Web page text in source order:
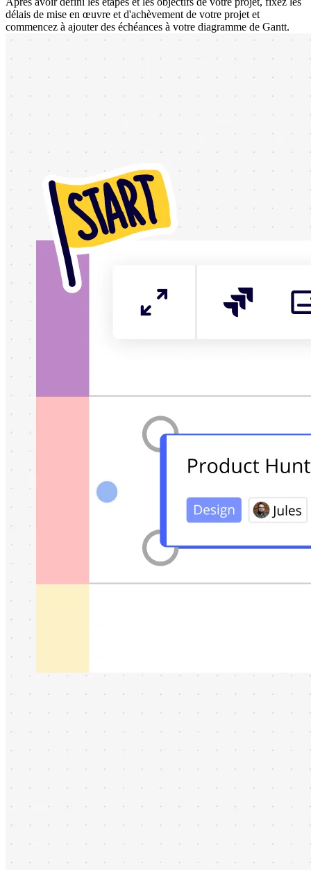
délais de mise en œuvre et d'achèvement de votre projet et
commencez à ajouter des échéances à votre diagramme de Gantt.